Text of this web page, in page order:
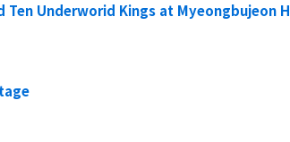
Underworid Kings at Myeongbujeon